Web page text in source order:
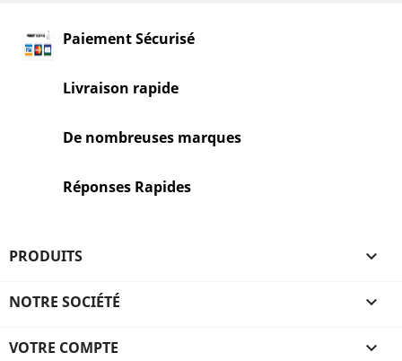
Paiement Sécurisé
Livraison rapide
De nombreuses marques
Réponses Rapides
PRODUITS 
NOTRE SOCIÉTÉ 
VOTRE COMPTE 